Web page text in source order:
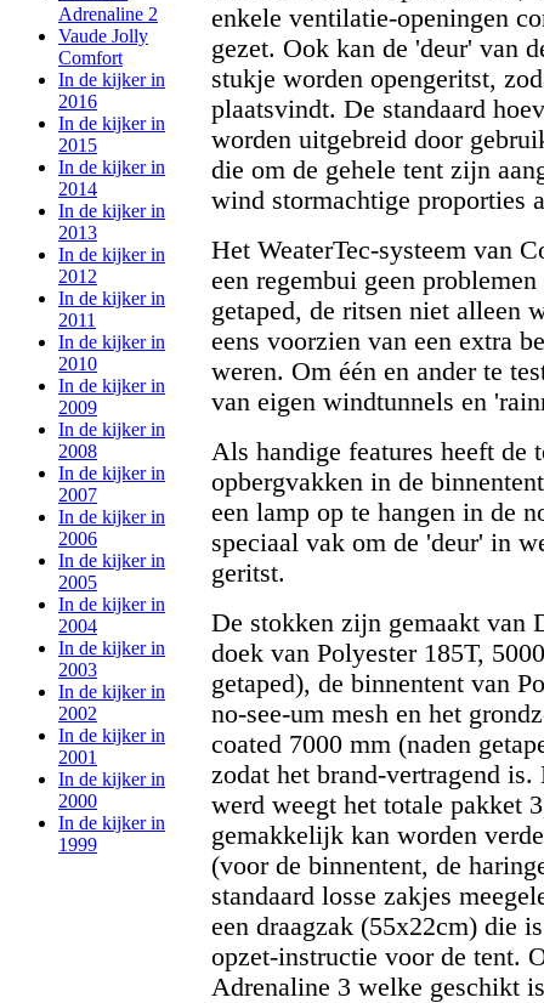
Adrenaline 2
Vaude Jolly
Comfort
In de kijker in
2016
In de kijker in
2015
In de kijker in
2014
In de kijker in
2013
In de kijker in
2012
In de kijker in
2011
In de kijker in
2010
In de kijker in
2009
In de kijker in
2008
In de kijker in
2007
In de kijker in
2006
In de kijker in
2005
In de kijker in
2004
In de kijker in
2003
In de kijker in
2002
In de kijker in
2001
In de kijker in
2000
In de kijker in
1999
enkele ventilatie-openingen
gezet. Ook kan de 'deur' van
stukje worden opengeritst,
plaatsvindt. De standaard
worden uitgebreid door
die om de gehele tent zijn
wind stormachtige proporties
Het WeaterTec-systeem van
een regembui geen
getaped, de ritsen niet alleen
eens voorzien van een extra
weren. Om één en ander te
van eigen windtunnels en
Als handige features heeft de
opbergvakken in de
een lamp op te hangen in de
speciaal vak om de 'deur' in
geritst.
De stokken zijn gemaakt van
doek van Polyester 185T,
getaped), de binnentent van
no-see-um mesh en het
coated 7000 mm (naden
zodat het brand-vertragend
werd weegt het totale pakket
gemakkelijk kan worden
(voor de binnentent, de
standaard losse zakjes
een draagzak (55x22cm) die
opzet-instructie voor de tent.
Adrenaline 3 welke geschikt